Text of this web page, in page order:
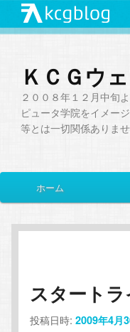
ＫＣＧウ
２００８年１２月中旬
ピュータ学院をイメー
等とは一切関係ありませ
イ
メ
イ
コ
ン
サ
ブ
ン
テ
ホーム
スタートラ
投稿日時:2009年4月